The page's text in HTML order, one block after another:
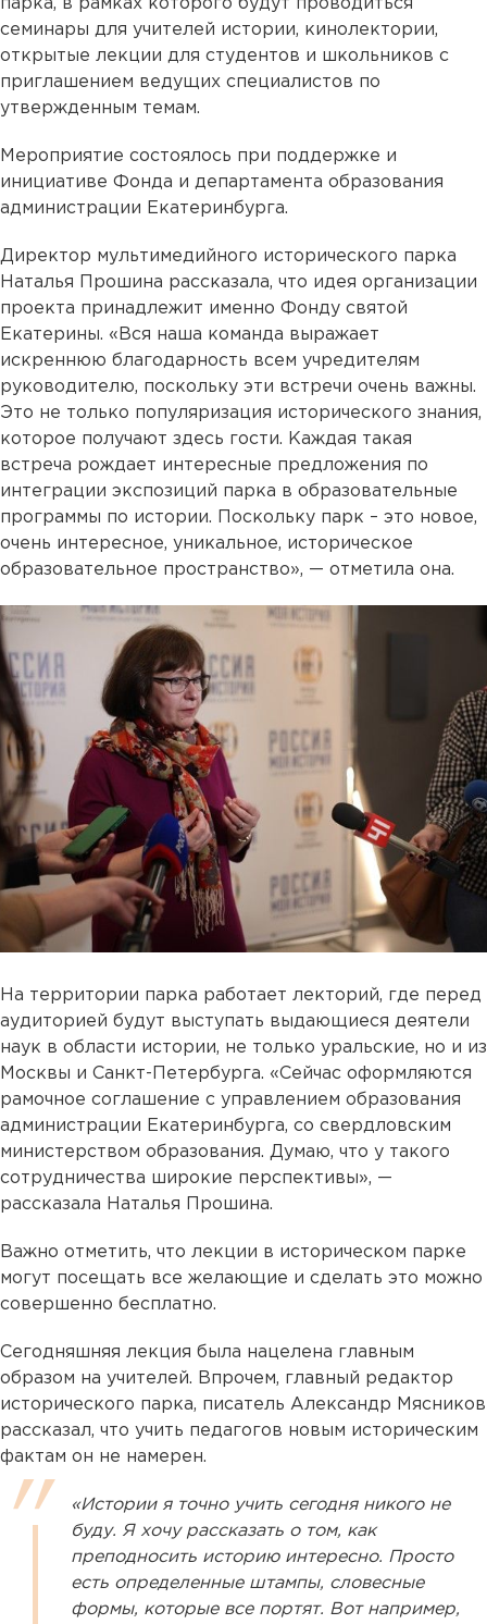
парка, в рамках которого будут проводиться
семинары для учителей истории, кинолектории,
открытые лекции для студентов и школьников с
приглашением ведущих специалистов по
утвержденным темам.
Мероприятие состоялось при поддержке и
инициативе Фонда и департамента образования
администрации Екатеринбурга.
Директор мультимедийного исторического парка
Наталья Прошина рассказала, что идея организации
проекта принадлежит именно Фонду святой
Екатерины. «Вся наша команда выражает
искреннюю благодарность всем учредителям
руководителю, поскольку эти встречи очень важны.
Это не только популяризация исторического знания,
которое получают здесь гости. Каждая такая
встреча рождает интересные предложения по
интеграции экспозиций парка в образовательные
программы по истории. Поскольку парк – это новое,
очень интересное, уникальное, историческое
образовательное пространство», — отметила она.
На территории парка работает лекторий, где перед
аудиторией будут выступать выдающиеся деятели
наук в области истории, не только уральские, но и из
Москвы и Санкт-Петербурга. «Сейчас оформляются
рамочное соглашение с управлением образования
администрации Екатеринбурга, со свердловским
министерством образования. Думаю, что у такого
сотрудничества широкие перспективы», —
рассказала Наталья Прошина.
Важно отметить, что лекции в историческом парке
могут посещать все желающие и сделать это можно
совершенно бесплатно.
Сегодняшняя лекция была нацелена главным
образом на учителей. Впрочем, главный редактор
исторического парка, писатель Александр Мясников
рассказал, что учить педагогов новым историческим
фактам он не намерен.
«Истории я точно учить сегодня никого не
буду. Я хочу рассказать о том, как
преподносить историю интересно. Просто
есть определенные штампы, словесные
формы, которые все портят. Вот например,